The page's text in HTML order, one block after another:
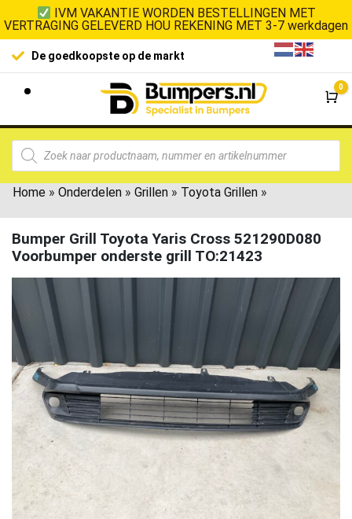
IVM VAKANTIE WORDEN BESTELLINGEN MET
VERTRAGING GELEVERD HOU REKENING MET 3-7 werkdagen
De goedkoopste op de markt
0
Home » Onderdelen » Grillen » Toyota Grillen »
Bumper Grill Toyota Yaris Cross 521290D080
Voorbumper onderste grill TO:21423